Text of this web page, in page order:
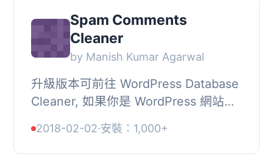
Spam Comments
Cleaner
by Manish Kumar Agarwal
升級版本可前往 WordPress Database
Cleaner, 如果你是 WordPress 網站擁
垃圾評論在你網站的不同文章中張貼。
如果你不刪除...
2018-02-02·安裝：1,000+